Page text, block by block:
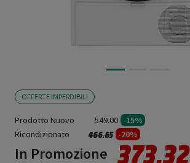
OFFERTE IMPERDIBILI
Prodotto Nuovo 549.00 -15%
Ricondizionato
Prezzo ridotto da
466.65a -20%
In Promozione 373.32